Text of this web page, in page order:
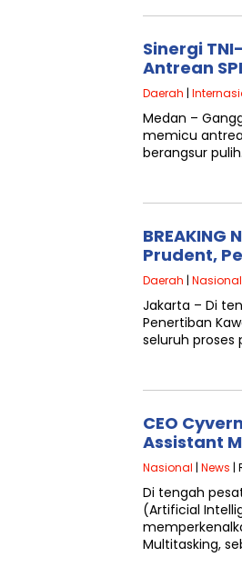
Sinergi
Antrean
Daerah |
Medan –
memicu
berangsur
BREAKING
Prudent,
Daerah | Nasional
Jakarta – Di
Penertiban
seluruh
CEO
Assistant
Nasional | News |
Di tengah
(Artificial
Multitasking,